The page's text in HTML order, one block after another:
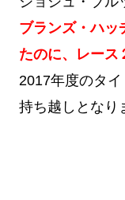
ブランズ・ハッ
たのに、レース
2017年度のタ
持ち越しとなり